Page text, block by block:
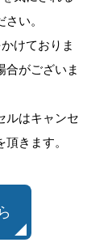
い。
けておりま
合がございま
ルはキャンセ
きます。